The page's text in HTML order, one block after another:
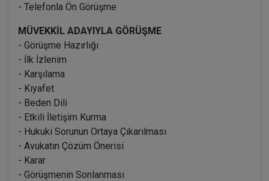
- Telefonla Ön Görüşme
MÜVEKKİL ADAYIYLA GÖRÜŞME
- Görüşme Hazırlığı
- İlk İzlenim
- Karşılama
- Kıyafet
- Beden Dili
- Etkili İletişim Kurma
- Hukuki Sorunun Ortaya Çıkarılması
- Avukatın Çözüm Önerisi
- Karar
- Görüşmenin Sonlanması